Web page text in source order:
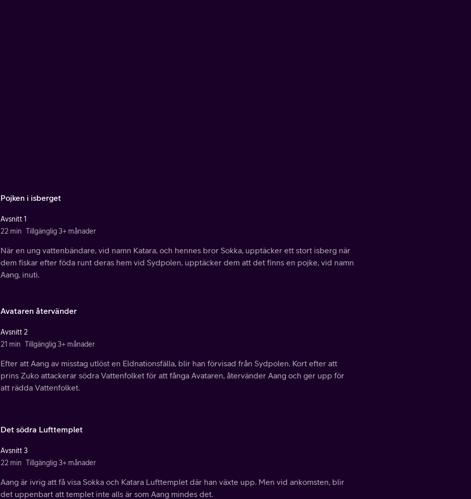
Pojken i isberget
Avsnitt 1
22 min Tillgänglig 3+ månader
När en ung vattenbändare, vid namn Katara, och hennes bror Sokka, upptäcker ett stort isberg när
dem fiskar efter föda runt deras hem vid Sydpolen, upptäcker dem att det finns en pojke, vid namn
Aang, inuti.
Avataren återvänder
Avsnitt 2
21 min Tillgänglig 3+ månader
Efter att Aang av misstag utlöst en Eldnationsfälla, blir han förvisad från Sydpolen. Kort efter att
prins Zuko attackerar södra Vattenfolket för att fånga Avataren, återvänder Aang och ger upp för
att rädda Vattenfolket.
Det södra Lufttemplet
Avsnitt 3
22 min Tillgänglig 3+ månader
Aang är ivrig att få visa Sokka och Katara Lufttemplet där han växte upp. Men vid ankomsten, blir
det uppenbart att templet inte alls är som Aang mindes det.